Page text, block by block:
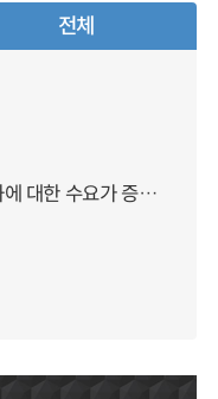
전체
엔캐리트레이드가 이루어지면 엔화에 대한 수요가 증가하지 않나요?